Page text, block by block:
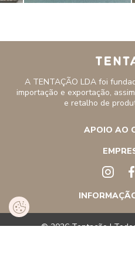
A TENTAÇÃO LDA foi
importação e exportação,
e retalho de
APOIO AO
© 2026 Tentação |